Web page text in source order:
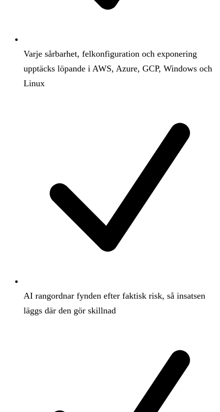
Varje sårbarhet, felkonfiguration och exponering
upptäcks löpande i AWS, Azure, GCP, Windows och
Linux
AI rangordnar fynden efter faktisk risk, så insatsen
läggs där den gör skillnad